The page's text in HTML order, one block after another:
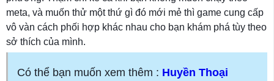
meta, và muốn thử một thứ gì đó mới mẻ thì game cung cấp
vô vàn cách phối hợp khác nhau cho bạn khám phá tùy theo
sở thích của mình.
Có thể bạn muốn xem thêm : Huyền Thoại